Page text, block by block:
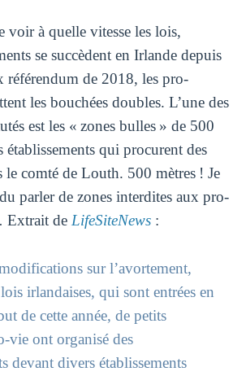
voir à quelle vitesse les lois,
se succèdent en Irlande depuis
référendum de 2018, les pro-
les bouchées doubles. L’une des
est les « zones bulles » de 500
établissements qui procurent des
le comté de Louth. 500 mètres ! Je
parler de zones interdites aux pro-
Extrait de LifeSiteNews :
sur l’avortement,
irlandaises, qui sont entrées en
de cette année, de petits
vie ont organisé des
devant divers établissements